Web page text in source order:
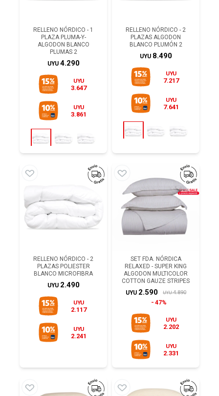
RELLENO NÓRDICO - 1
PLAZA PLUMA-Y-
ALGODON BLANCO
PLUMAS 2
UYU 4.290
UYU
3.647
UYU
3.861
RELLENO NÓRDICO - 2
PLAZAS ALGODON
BLANCO PLUMÓN 2
UYU 8.490
UYU
7.217
UYU
7.641
RELLENO NÓRDICO - 2
PLAZAS POLIESTER
BLANCO MICROFIBRA
UYU 2.490
UYU
2.117
UYU
2.241
SET FDA. NÓRDICA
RELAXED - SUPER KING
ALGODON MULTICOLOR
COTTON GAUZE STRIPES
UYU 2.590 UYU 4.890
47%
UYU
2.202
UYU
2.331